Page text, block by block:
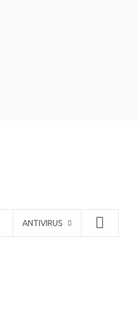
ANTIVIRUS